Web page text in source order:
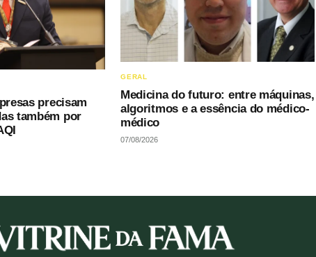
precisam
também por
GERAL
Medicina do futuro: entre máquinas,
algoritmos e a essência do médico-
médico
07/08/2026